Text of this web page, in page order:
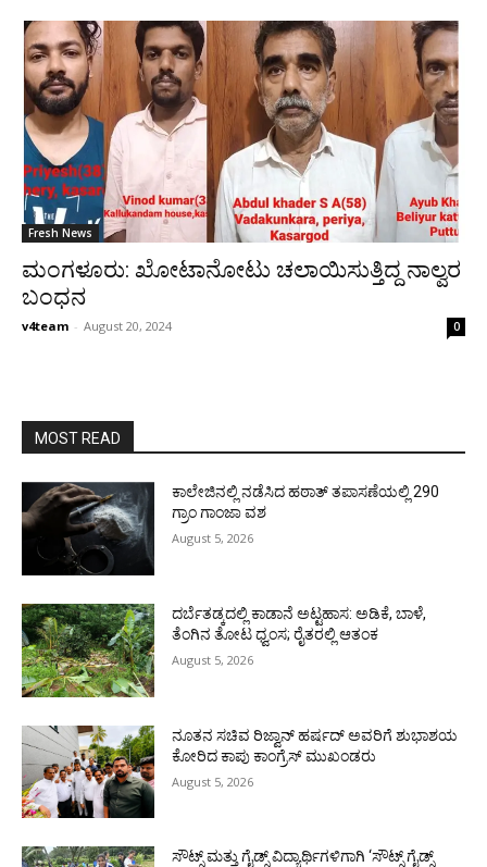
Fresh News
ಮಂಗಳೂರು: ಖೋಟಾನೋಟು ಚಲಾಯಿಸುತ್ತಿದ್ದ ನಾಲ್ವರ
ಬಂಧನ
v4team - August 20, 2024 0
MOST READ
ಕಾಲೇಜಿನಲ್ಲಿ ನಡೆಸಿದ ಹಠಾತ್ ತಪಾಸಣೆಯಲ್ಲಿ 290
ಗ್ರಾಂ ಗಾಂಜಾ ವಶ
August 5, 2026
ದರ್ಬೆತಡ್ಕದಲ್ಲಿ ಕಾಡಾನೆ ಅಟ್ಟಹಾಸ: ಅಡಿಕೆ, ಬಾಳೆ,
ತೆಂಗಿನ ತೋಟ ಧ್ವಂಸ; ರೈತರಲ್ಲಿ ಆತಂಕ
August 5, 2026
ನೂತನ ಸಚಿವ ರಿಜ್ವಾನ್ ಹರ್ಷದ್ ಅವರಿಗೆ ಶುಭಾಶಯ
ಕೋರಿದ ಕಾಪು ಕಾಂಗ್ರೆಸ್ ಮುಖಂಡರು
August 5, 2026
ಸೌಟ್ಸ್ ಮತ್ತು ಗೈಡ್ಸ್ ವಿದ್ಯಾರ್ಥಿಗಳಿಗಾಗಿ ‘ಸೌಟ್ಸ್ ಗೈಡ್ಸ್